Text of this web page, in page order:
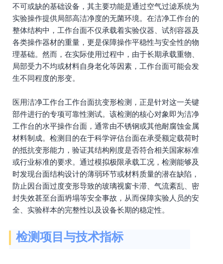
不可或缺的基础设备，其主要功能是通过空气过滤系统为
实验操作提供局部高洁净度的无菌环境。在洁净工作台的
整体结构中，工作台面不仅承载着实验仪器、试剂容器及
各类操作器材的重量，更是保障操作平稳性与安全性的物
理基础。然而，在实际使用过程中，由于长期承载重物、
局部受力不均或材料自身老化等因素，工作台面可能会发
生不同程度的形变。
医用洁净工作台工作台面抗变形检测，正是针对这一关键
部件进行的专项可靠性测试。该检测的核心对象即为洁净
工作台的水平操作台面，通常由不锈钢或其他耐腐蚀金属
材料制成。检测目的在于科学评估台面在承受额定载荷时
的抵抗变形能力，验证其结构刚度是否符合相关国家标准
或行业标准的要求。通过模拟极限承载工况，检测能够及
时发现台面结构设计的薄弱环节或材料质量的潜在缺陷，
防止因台面过度变形导致的玻璃视窗卡滞、气流紊乱、密
封失效甚至台面坍塌等安全事故，从而保障实验人员的安
全、实验样本的完整性以及设备长期的稳定性。
检测项目与技术指标